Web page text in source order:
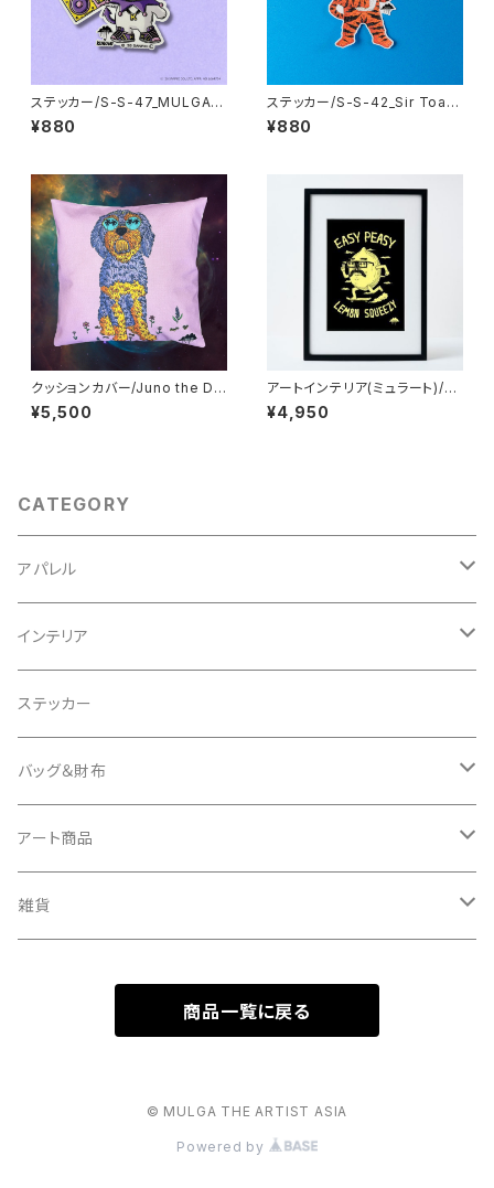
ステッカー/S-S-47_MULGA x
SANRIO CHARACTERS_Kur
omi
¥880
ステッカー/S-S-42_Sir Toadf
ish the Tiger
¥880
クッションカバー/Juno the Do
ggie
¥5,500
アートインテリア(ミュラート)/A
4：紙_MU-A4-92_Lomax th
e Lemon
¥4,950
CATEGORY
アパレル
スウェット
Tシャツ
インテリア
クッションカバー
タオル
キーケース
バッグチャーム
ステッカー
バッグ＆財布
バッグ
財布
アート商品
キャンバス
雑貨
マスコットキーホルダー
商品一覧に戻る
© MULGA THE ARTIST ASIA
Powered by